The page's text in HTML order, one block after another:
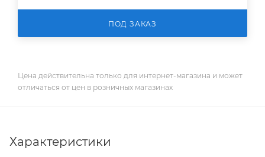
ПОД ЗАКАЗ
Цена действительна только для интернет-магазина и может
отличаться от цен в розничных магазинах
Характеристики